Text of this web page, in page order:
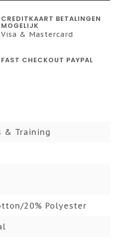
CREDITKAART BETALINGEN
MOGELIJK
Visa & Mastercard
FAST CHECKOUT PAYPAL
& Training
20% Polyester